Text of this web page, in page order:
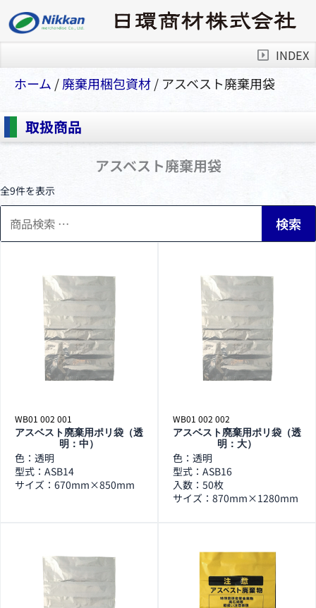
INDEX
ホーム /廃棄用梱包資材/ アスベスト廃棄⽤袋
取扱商品
アスベスト廃棄⽤袋
全9件を表示
検
索
対
検索
WB01 002 001
アスベスト廃棄用ポリ袋（透
明：中）
色：透明
型式：ASB14
サイズ：670mm×850mm
WB01 002 002
アスベスト廃棄用ポリ袋（透
明：大）
色：透明
型式：ASB16
入数：50枚
サイズ：870mm×1280mm